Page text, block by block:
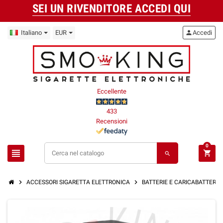
SEI UN RIVENDITORE ACCEDI QUI
Italiano EUR
Eccellente
433
Recensioni
view_headline search
personAccedi
shopping_cart
0
chevron_right ACCESSORI SIGARETTA ELETTRONICA chevron_right BATTERIE E CARICABATTERIE